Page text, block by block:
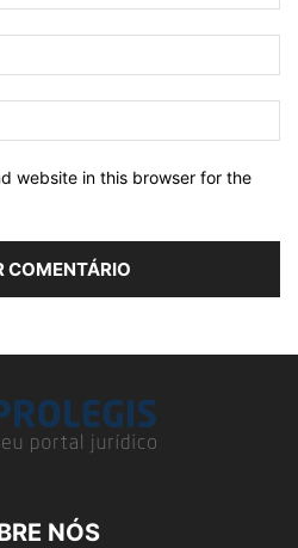
website in this browser for the
NÓS